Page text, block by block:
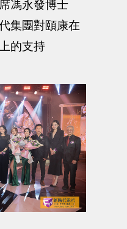
馮永發博士
集團對頤康在
的支持